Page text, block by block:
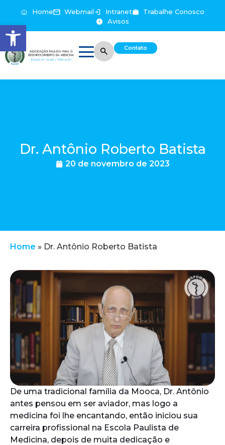
Abrir a barra de ferramentas
Home Webmail Intranet
Trabalhe Conosco
Avisos
Contato
Dr. Antônio Roberto Batista
20 de novembro de 2023
Home » Dr. Antônio Roberto Batista
De uma tradicional família da Mooca, Dr. Antônio
antes pensou em ser aviador, mas logo a
medicina foi lhe encantando, então iniciou sua
carreira profissional na Escola Paulista de
Medicina, depois de muita dedicação e